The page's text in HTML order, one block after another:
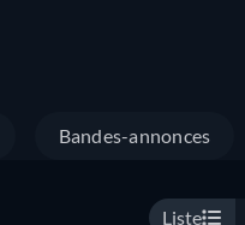
Bandes-annonces
Liste